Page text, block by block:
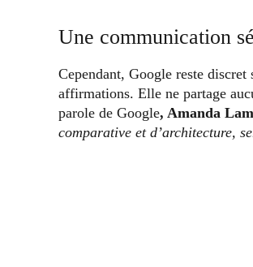
Une communication
Cependant, Google reste
affirmations. Elle ne partage
parole de Google, Amanda Lam
comparative et d’architecture,